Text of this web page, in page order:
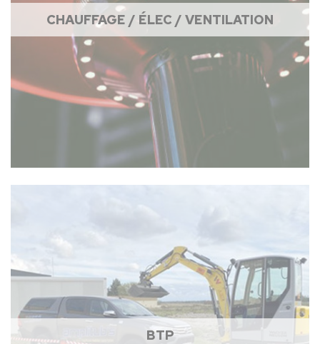
CHAUFFAGE / ÉLEC / VENTILATION
BTP